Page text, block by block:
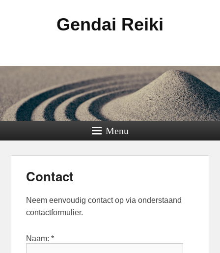
Gendai Reiki
Menu
Contact
Neem eenvoudig contact op via onderstaand
contactformulier.
Naam:*